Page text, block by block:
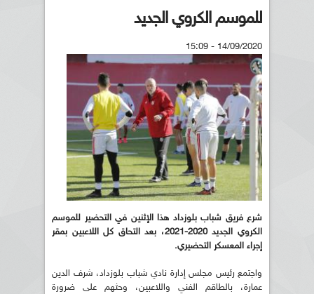
للموسم الكروي الجديد
14/09/2020 - 15:09
شرع فريق شباب بلوزداد هذا الإثنين في التحضير للموسم
الكروي الجديد 2020-2021، بعد التحاق كل اللاعبين بمقر
إجراء المعسكر التحضيري.
واجتمع رئيس مجلس إدارة نادي شباب بلوزداد، شرف الدين
عمارة، بالطاقم الفني واللاعبين، وحثهم على ضرورة